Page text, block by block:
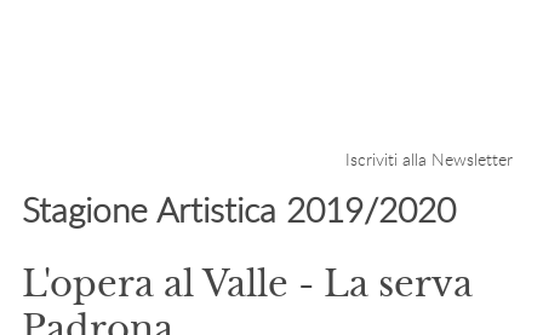
Iscriviti alla Newsletter
Stagione Artistica 2019/2020
L'opera al Valle - La serva